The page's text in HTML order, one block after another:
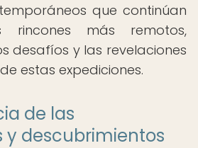
que continúan
rincones más remotos,
desafíos y las revelaciones
estas expediciones.
de las
y descubrimientos